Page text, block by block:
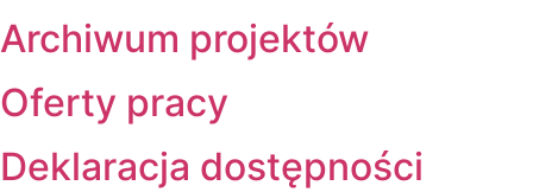
Archiwum projektów
Oferty pracy
Deklaracja dostępności